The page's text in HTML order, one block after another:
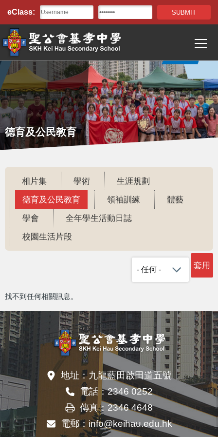
移至主內容
eClass:
navigation
德育及公民教育
相片集 學術 生涯規劃
德育及公民教育 領袖訓練 體藝
學會 全年學生活動日誌
校園生活片段
找不到任何相關訊息。
地址：九龍藍田啟田道五號
電話：2346 0252
傳真： 2346 4648
電郵：info@keihau.edu.hk